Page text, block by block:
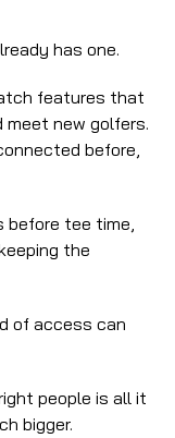
has one.
features that
meet new golfers.
before,
tee time,
the
of access can
people is all it
bigger.